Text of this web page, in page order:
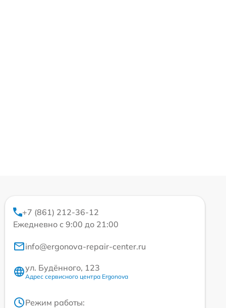
+7 (861) 212-36-12
Ежедневно с 9:00 до 21:00
info@ergonova-repair-center.ru
ул. Будённого, 123
Адрес сервисного центра Ergonova
Режим работы: